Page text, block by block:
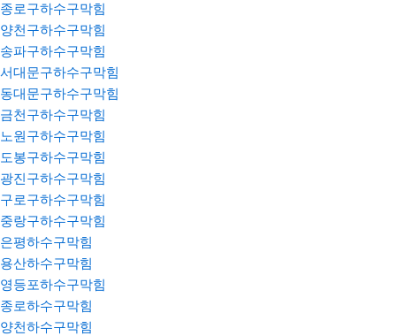
종로구하수구막힘
양천구하수구막힘
송파구하수구막힘
서대문구하수구막힘
동대문구하수구막힘
금천구하수구막힘
노원구하수구막힘
도봉구하수구막힘
광진구하수구막힘
구로구하수구막힘
중랑구하수구막힘
은평하수구막힘
용산하수구막힘
영등포하수구막힘
종로하수구막힘
양천하수구막힘